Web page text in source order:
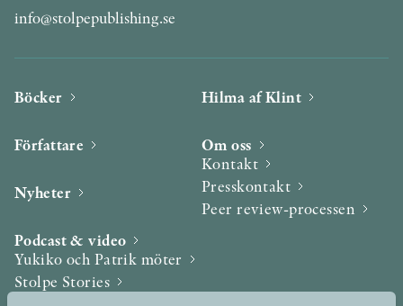
info@stolpepublishing.se
Böcker
Författare
Nyheter
Podcast & video
Yukiko och Patrik möter
Stolpe Stories
Hilma af Klint
Om oss
Kontakt
Presskontakt
Peer review-processen